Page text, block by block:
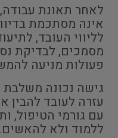
לאחר תאונת
אינה מסתכמת
לליווי העובד,
מסמכים, לבדיקת
פעולות מניעה
גישה נכונה משלבת
עזרה לעובד להבין
עם גורמי הטיפול,
ללמוד ולא